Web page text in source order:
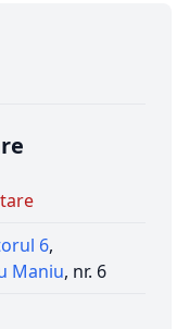
6,
Maniu, nr. 6